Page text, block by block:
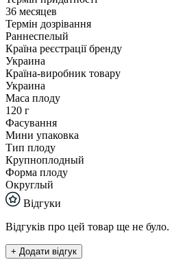
36 месяцев
Термін дозрівання
Раннеспелый
Країна реєстрації бренду
Украина
Країна-виробник товару
Украина
Маса плоду
120 г
Фасування
Мини упаковка
Тип плоду
Крупноплодный
Форма плоду
Округлый
Відгуки
Відгуків про цей товар ще не було.
+ Додати відгук